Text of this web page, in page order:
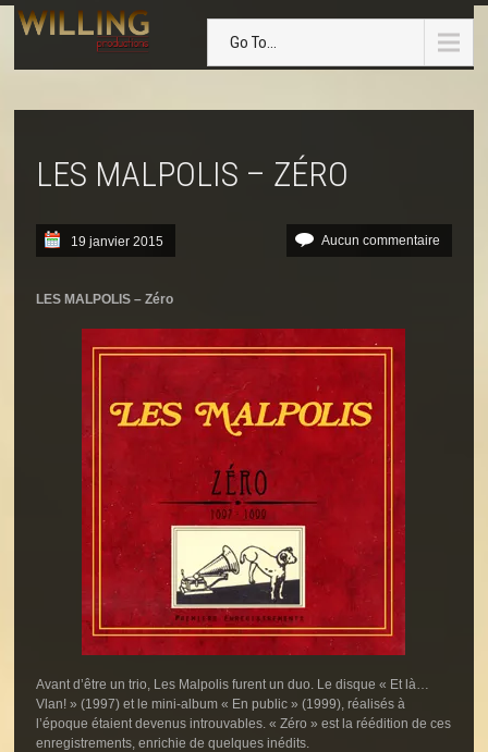
Go To...
LES MALPOLIS – ZÉRO
19 janvier 2015 Aucun commentaire
LES MALPOLIS – Zéro
Avant d’être un trio, Les Malpolis furent un duo. Le disque « Et là…
Vlan! » (1997) et le mini-album « En public » (1999), réalisés à
l’époque étaient devenus introuvables. « Zéro » est la réédition de ces
enregistrements, enrichie de quelques inédits.